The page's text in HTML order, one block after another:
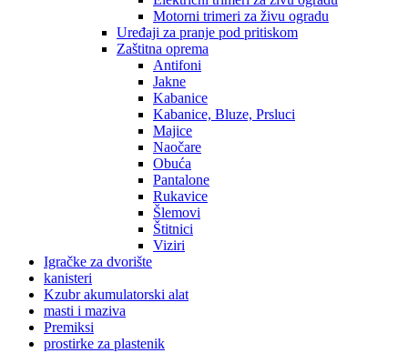
Motorni trimeri za živu ogradu
Uređaji za pranje pod pritiskom
Zaštitna oprema
Antifoni
Jakne
Kabanice
Kabanice, Bluze, Prsluci
Majice
Naočare
Obuća
Pantalone
Rukavice
Šlemovi
Štitnici
Viziri
Igračke za dvorište
kanisteri
Kzubr akumulatorski alat
masti i maziva
Premiksi
prostirke za plastenik